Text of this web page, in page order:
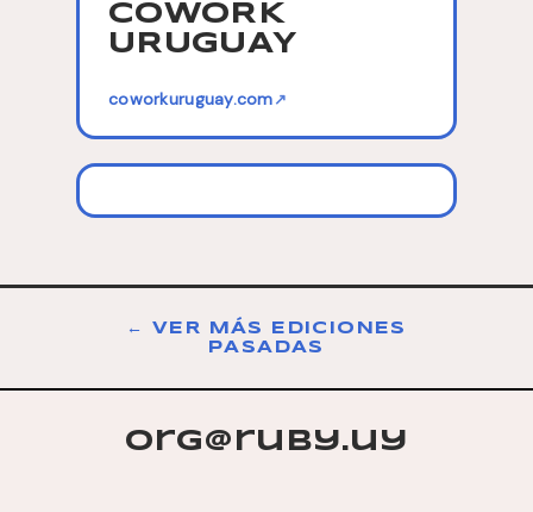
COWORK
URUGUAY
coworkuruguay.com↗
← VER MÁS EDICIONES
PASADAS
org@ruby.uy